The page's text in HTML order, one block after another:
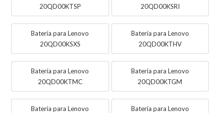
20QD00KTSP
20QD00KSRI
Batería para Lenovo
20QD00KSXS
Batería para Lenovo
20QD00KTHV
Batería para Lenovo
20QD00KTMC
Batería para Lenovo
20QD00KTGM
Batería para Lenovo
Batería para Lenovo